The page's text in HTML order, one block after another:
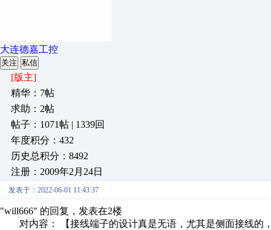
大连德嘉工控
关注 私信
[版主]
精华：7帖
求助：2帖
帖子：1071帖 | 1339回
年度积分：432
历史总积分：8492
注册：2009年2月24日
发表于：2022-06-01 11:43:37
"will666" 的回复，发表在2楼
对内容： 【接线端子的设计真是无语，尤其是侧面接线的